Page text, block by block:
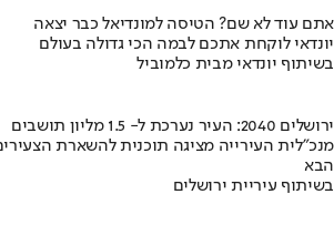
אתם עוד לא שם? הטיסה למונדיאל כבר יצאה
יונדאי לוקחת אתכם לבמה הכי גדולה בעולם
בשיתוף יונדאי מבית כלמוביל
ירושלים 2040: העיר נערכת ל- 1.5 מליון תושבים
מנכ"לית העירייה מציגה תוכנית להשארת
הבא
בשיתוף עיריית ירושלים